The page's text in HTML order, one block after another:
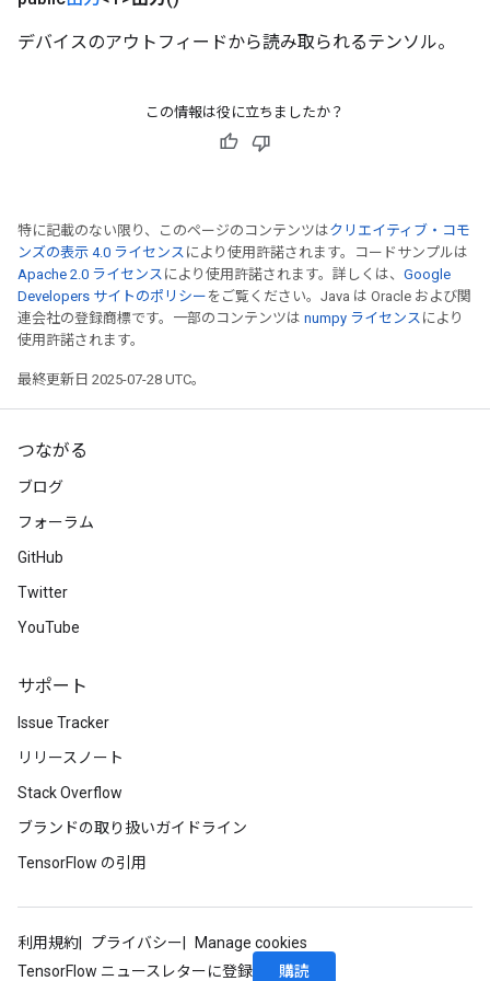
デバイスのアウトフィードから読み取られるテンソル。
この情報は役に立ちましたか？
特に記載のない限り、このページのコンテンツはクリエイティブ・コモ
ンズの表示 4.0 ライセンス により使用許諾されます。コードサンプルは
Apache 2.0 ライセンス により使用許諾されます。詳しくは、 Google
Developers サイトのポリシー をご覧ください。Java は Oracle および関
連会社の登録商標です。一部のコンテンツは numpy ライセンス により
使用許諾されます。
最終更新日 2025-07-28 UTC。
つながる
ブログ
フォーラム
GitHub
Twitter
YouTube
サポート
Issue Tracker
リリースノート
Stack Overflow
ブランドの取り扱いガイドライン
TensorFlow の引用
利用規約 プライバシー
Manage cookies
TensorFlow ニュースレターに登録
購読